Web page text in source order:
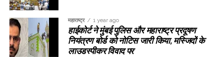
महाराष्ट्र 1 year ago
हाईकोर्ट ने मुंबई पुलिस और महाराष्ट्र प्रदूषण
नियंत्रण बोर्ड को नोटिस जारी किया, मस्जिदों के
लाउडस्पीकर विवाद पर